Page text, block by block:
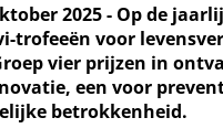
2025 - Op de
trofeeën voor
vier prijzen in
een voor
betrokkenheid.